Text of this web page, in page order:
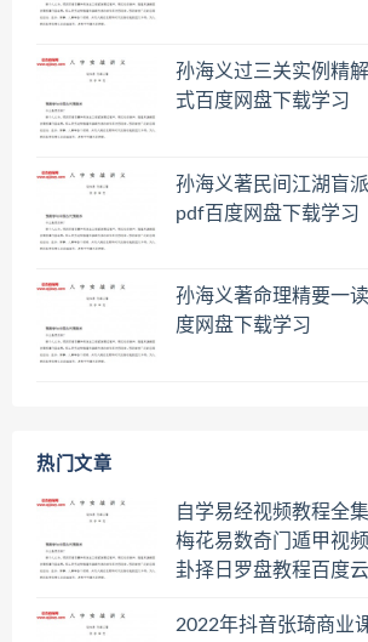
孙海义过三关实例精
式百度网盘下载学习
孙海义著民间江湖盲
pdf百度网盘下载学习
孙海义著命理精要一
度网盘下载学习
热门文章
自学易经视频教程全
梅花易数奇门遁甲视
卦择日罗盘教程百度
2022年抖音张琦商业